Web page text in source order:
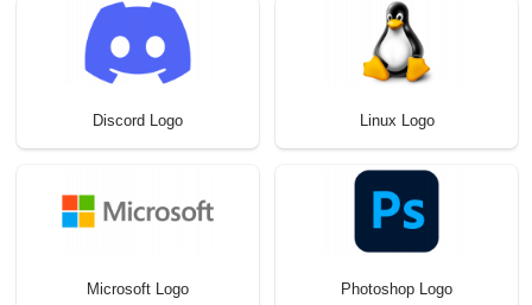
Discord Logo Linux Logo
Microsoft Logo Photoshop Logo